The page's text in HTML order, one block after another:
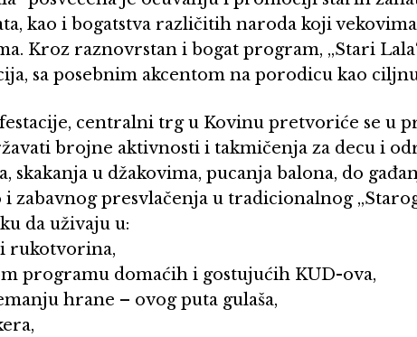
kao i bogatstva različitih naroda koji
Kroz raznovrstan i bogat program, „Stari
sa posebnim akcentom na porodicu kao
centralni trg u Kovinu pretvoriće se u
brojne aktivnosti i takmičenja za decu i
skakanja u džakovima, pucanja balona, do
zabavnog presvlačenja u tradicionalnog
da uživaju u:
rukotvorina,
programu domaćih i gostujućih KUD-ova,
hrane – ovog puta gulaša,